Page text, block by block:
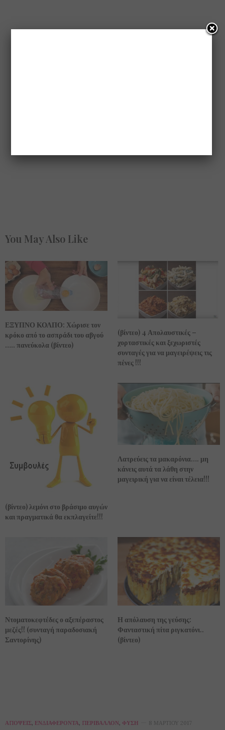
You May Also Like
ΕΞΥΠΝΟ ΚΟΛΠΟ: Χώρισε τον
κρόκο από το ασπράδι του αβγού
….. πανεύκολα (βίντεο)
(βίντεο) 4 Απολαυστικές –
χορταστικές και ξεχωριστές
συνταγές για να μαγειρέψεις τις
πένες !!!
(βίντεο) λεμόνι στο βράσιμο αυγών
και πραγματικά θα εκπλαγείτε!!!
Λατρεύεις τα μακαρόνια…. μη
κάνεις αυτά τα λάθη στην
μαγειρική για να είναι τέλεια!!!
Ντοματοκεφτέδες ο αξεπέραστος
μεζές!! (συνταγή παραδοσιακή
Σαντορίνης)
Η απόλαυση της γεύσης:
Φανταστική πίτα ριγκατόνι..
(βίντεο)
ΑΠΌΨΕΙΣ, ΕΝΔΙΑΦΈΡΟΝΤΑ, ΠΕΡΙΒΆΛΛΟΝ, ΦΎΣΗ 8 ΜΑΡΤΊΟΥ 2017